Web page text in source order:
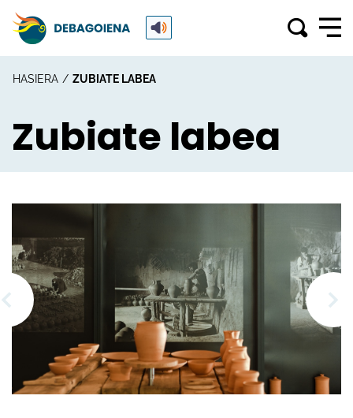
HASIERA ZUBIATE LABEA
Zubiate labea